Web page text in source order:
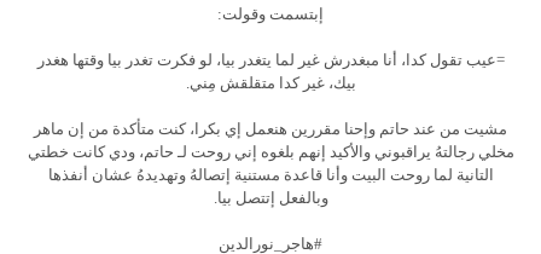
إبتسمت وقولت:
=عيب تقول كدا، أنا مبغدرش غير لما يتغدر بيا، لو فكرت تغدر بيا وقتها هغدر
بيك، غير كدا متقلقش مِني.
مشيت من عند حاتم وإحنا مقررين هنعمل إي بكرا، كنت متأكدة من إن ماهر
مخلي رجالتهُ يراقبوني والأكيد إنهم بلغوه إني روحت لـ حاتم، ودي كانت خطتي
التانية لما روحت البيت وأنا قاعدة مستنية إتصالهُ وتهديدهُ عشان أنفذها
وبالفعل إتتصل بيا.
#هاجر_نورالدين